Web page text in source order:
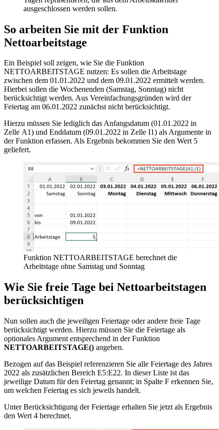
ausgeschlossen werden sollen.
So arbeiten Sie mit der Funktion
Nettoarbeitstage
Ein Beispiel soll zeigen, wie Sie die Funktion
NETTOARBEITSTAGE nutzen: Es sollen die Arbeitstage
zwischen dem 01.01.2022 und dem 09.01.2022 ermittelt werden.
Hierbei sollen die Wochenenden (Samstag, Sonntag) nicht
berücksichtigt werden. Aus Vereinfachungsgründen wird der
Feiertag am 06.01.2022 zunächst nicht berücksichtigt.
Hierzu müssen Sie lediglich das Anfangsdatum (01.01.2022 in
Zelle A1) und Enddatum (09.01.2022 in Zelle I1) als Argumente in
der Funktion erfassen. Als Ergebnis bekommen Sie den Wert 5
geliefert.
Funktion NETTOARBEITSTAGE berechnet die
Arbeitstage ohne Samstag und Sonntag
Wie Sie freie Tage bei Nettoarbeitstagen
berücksichtigen
Nun sollen auch die jeweiligen Feiertage oder andere freie Tage
berücksichtigt werden. Hierzu müssen Sie die Feiertage als
optionales Argument entsprechend in der Funktion
NETTOARBEITSTAGE() angeben.
Bezogen auf das Beispiel referenzieren Sie alle Feiertage des Jahres
2022 als zusätzlichen Bereich E5:E22. In dieser Liste ist das
jeweilige Datum für den Feiertag genannt; in Spalte F erkennen Sie,
um welchen Feiertag es sich jeweils handelt.
Unter Berücksichtigung der Feiertage erhalten Sie jetzt als Ergebnis
den Wert 4 berechnet.